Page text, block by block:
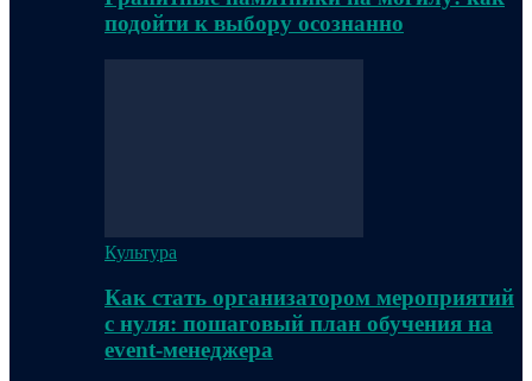
подойти к выбору осознанно
Культура
Как стать организатором мероприятий
с нуля: пошаговый план обучения на
event-менеджера